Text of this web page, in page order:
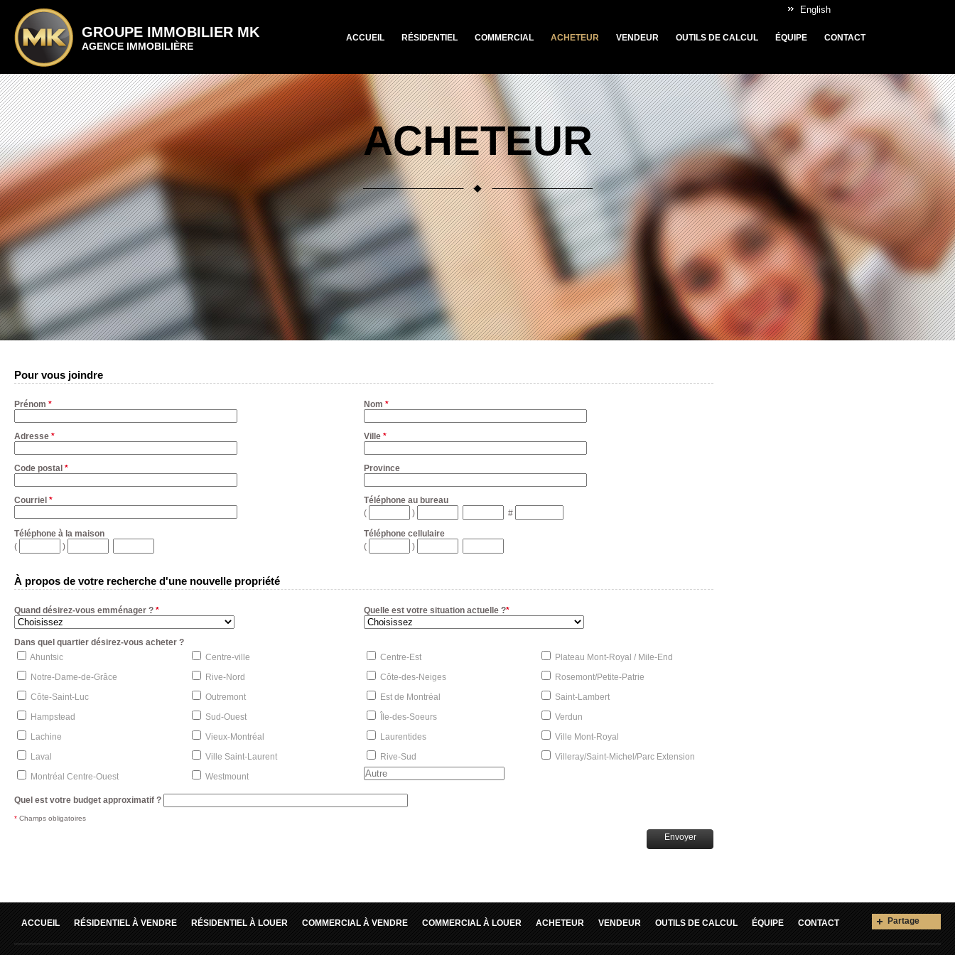
GROUPE IMMOBILIER MK
AGENCE IMMOBILIÈRE
English
ACCUEIL RÉSIDENTIEL COMMERCIAL ACHETEUR VENDEUR OUTILS DE CALCUL ÉQUIPE CONTACT
ACHETEUR
Pour vous joindre
Prénom * Nom *
Adresse * Ville *
Code postal * Province
Courriel *
Téléphone au bureau
(
) #
Téléphone à la maison
(
)
Téléphone cellulaire
(
)
À propos de votre recherche d'une nouvelle propriété
Quand désirez-vous emménager ? * Quelle est votre situation actuelle ?*
Dans quel quartier désirez-vous acheter ?
Ahuntsic
Centre-ville Centre-Est
Plateau Mont-Royal / Mile-End
Notre-Dame-de-Grâce
Rive-Nord Côte-des-Neiges
Rosemont/Petite-Patrie
Côte-Saint-Luc
Outremont Est de Montréal
Saint-Lambert
Hampstead
Sud-Ouest Île-des-Soeurs
Verdun
Lachine
Vieux-Montréal Laurentides
Ville Mont-Royal
Laval
Ville Saint-Laurent Rive-Sud
Villeray/Saint-Michel/Parc Extension
Montréal Centre-Ouest
Westmount
Quel est votre budget approximatif ?
* Champs obligatoires
Envoyer
ACCUEIL RÉSIDENTIEL À VENDRE RÉSIDENTIEL À LOUER COMMERCIAL À VENDRE COMMERCIAL À LOUER ACHETEUR VENDEUR OUTILS DE CALCUL ÉQUIPE CONTACT Partage